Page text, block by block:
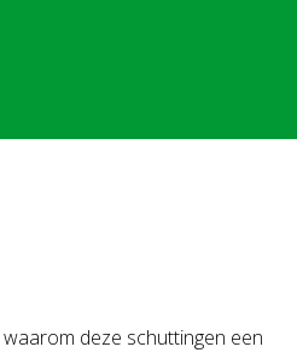
deze schuttingen een